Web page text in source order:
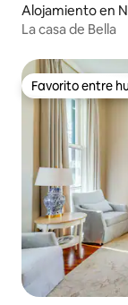
Alojamiento en
La casa de Bella
Favorito entre
Favorito entre